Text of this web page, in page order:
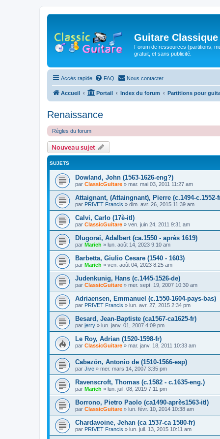
Guitare Classique
Forum de ressources (partitions,
gratuit, et sans publicité.
Accès rapide FAQ Nous contacter
Accueil Portail Index du forum Partitions pour
Renaissance
Règles du forum
Nouveau sujet
SUJETS
Dowland, John (1563-1626-eng?)
par ClassicGuitare » mar. mai 03, 2011 11:27 am
Attaignant, (Attaingnant), Pierre (c.1494-c.1552-
par PRIVET Francis » dim. avr. 26, 2015 11:39 am
Calvi, Carlo (17è-itl)
par ClassicGuitare » ven. juin 24, 2011 9:31 am
Dlugorai, Adalbert (ca.1550 - après 1619)
par Marieh » lun. août 14, 2023 9:10 am
Barbetta, Giulio Cesare (1540 - 1603)
par Marieh » ven. août 04, 2023 8:25 am
Judenkunig, Hans (c.1445-1526-de)
par ClassicGuitare » mer. sept. 19, 2007 10:30 am
Adriaensen, Emmanuel (c.1550-1604-pays-bas)
par PRIVET Francis » lun. avr. 27, 2015 2:34 pm
Besard, Jean-Baptiste (ca1567-ca1625-fr)
par jerry » lun. janv. 01, 2007 4:09 pm
Le Roy, Adrian (1520-1598-fr)
par ClassicGuitare » mar. janv. 18, 2011 10:33 am
Cabezón, Antonio de (1510-1566-esp)
par Jive » mer. mars 14, 2007 3:35 pm
Ravenscroft, Thomas (c.1582 - c.1635-eng.)
par Marieh » lun. juil. 08, 2019 7:11 pm
Borrono, Pietro Paolo (ca1490-après1563-itl)
par ClassicGuitare » lun. févr. 10, 2014 10:38 am
Chardavoine, Jehan (ca 1537-ca 1580-fr)
par PRIVET Francis » lun. juil. 13, 2015 10:11 am